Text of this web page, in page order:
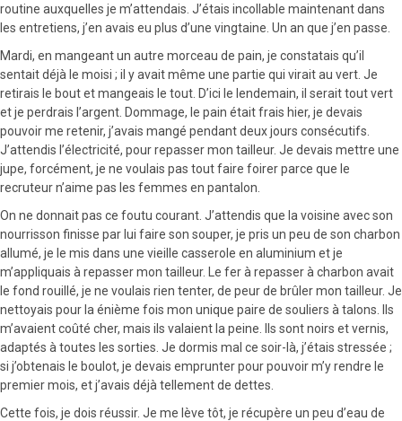
routine auxquelles je m’attendais. J’étais incollable maintenant dans
les entretiens, j’en avais eu plus d’une vingtaine. Un an que j’en passe.
Mardi, en mangeant un autre morceau de pain, je constatais qu’il
sentait déjà le moisi ; il y avait même une partie qui virait au vert. Je
retirais le bout et mangeais le tout. D’ici le lendemain, il serait tout vert
et je perdrais l’argent. Dommage, le pain était frais hier, je devais
pouvoir me retenir, j’avais mangé pendant deux jours consécutifs.
J’attendis l’électricité, pour repasser mon tailleur. Je devais mettre une
jupe, forcément, je ne voulais pas tout faire foirer parce que le
recruteur n’aime pas les femmes en pantalon.
On ne donnait pas ce foutu courant. J’attendis que la voisine avec son
nourrisson finisse par lui faire son souper, je pris un peu de son charbon
allumé, je le mis dans une vieille casserole en aluminium et je
m’appliquais à repasser mon tailleur. Le fer à repasser à charbon avait
le fond rouillé, je ne voulais rien tenter, de peur de brûler mon tailleur. Je
nettoyais pour la énième fois mon unique paire de souliers à talons. Ils
m’avaient coûté cher, mais ils valaient la peine. Ils sont noirs et vernis,
adaptés à toutes les sorties. Je dormis mal ce soir-là, j’étais stressée ;
si j’obtenais le boulot, je devais emprunter pour pouvoir m’y rendre le
premier mois, et j’avais déjà tellement de dettes.
Cette fois, je dois réussir. Je me lève tôt, je récupère un peu d’eau de